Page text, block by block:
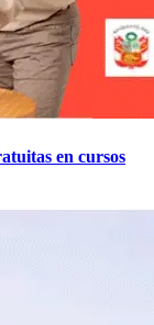
en cursos